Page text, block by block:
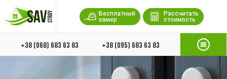
Бесплатный
замер
Рассчитать
стоимость
+38 (068) 683 63 83 +38 (095) 683 63 83